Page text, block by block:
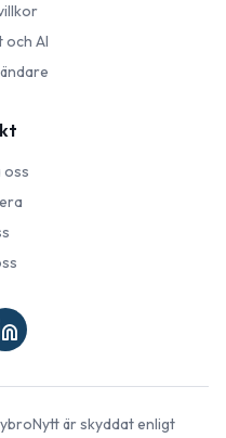
och AI
oss
är skyddat enligt